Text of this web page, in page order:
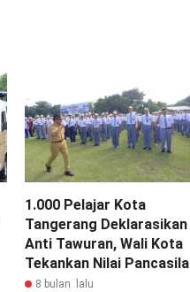
1.000 Pelajar Kota
Tangerang Deklarasikan
Anti Tawuran, Wali Kota
Tekankan Nilai Pancasila
8 bulan lalu